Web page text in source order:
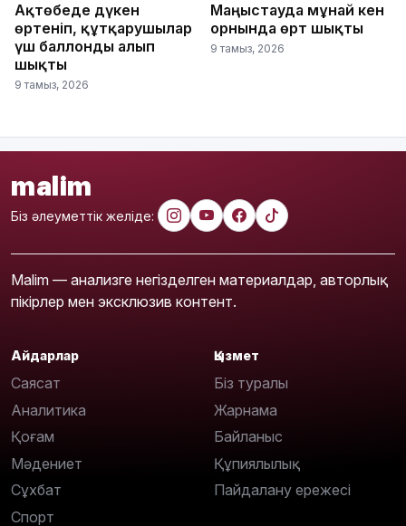
Ақтөбеде дүкен
өртеніп, құтқарушылар
үш баллонды алып
шықты
9 тамыз, 2026
Маңғыстауда мұнай кен
орнында өрт шықты
9 тамыз, 2026
malim
Біз әлеуметтік желіде:
Malim — анализге негізделген материалдар, авторлық
пікірлер мен эксклюзив контент.
Айдарлар
Саясат
Аналитика
Қоғам
Мәдениет
Сұхбат
Спорт
Қызмет
Біз туралы
Жарнама
Байланыс
Құпиялылық
Пайдалану ережесі